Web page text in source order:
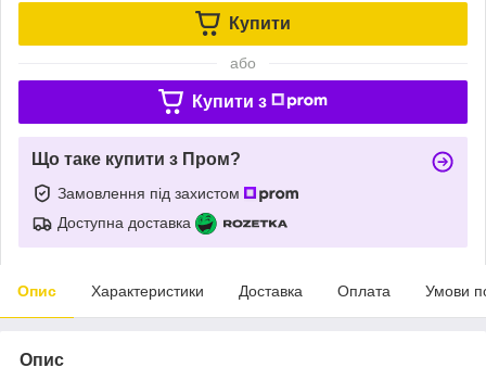
Купити
або
Купити з
Що таке купити з Пром?
Замовлення під захистом
Доступна доставка
Опис Характеристики Доставка Оплата Умови
Опис